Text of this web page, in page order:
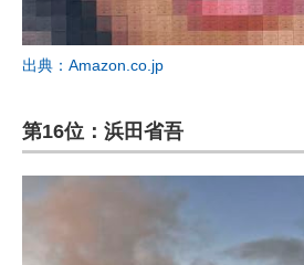
出典：Amazon.co.jp
第16位：浜田省吾